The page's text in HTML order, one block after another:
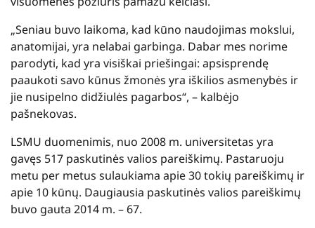
„Seniau buvo laikoma, kad kūno naudojimas mokslui,
anatomijai, yra nelabai garbinga. Dabar mes norime
parodyti, kad yra visiškai priešingai: apsisprendę
paaukoti savo kūnus žmonės yra iškilios asmenybės ir
jie nusipelno didžiulės pagarbos“, – kalbėjo
pašnekovas.
LSMU duomenimis, nuo 2008 m. universitetas yra
gavęs 517 paskutinės valios pareiškimų. Pastaruoju
metu per metus sulaukiama apie 30 tokių pareiškimų ir
apie 10 kūnų. Daugiausia paskutinės valios pareiškimų
buvo gauta 2014 m. – 67.